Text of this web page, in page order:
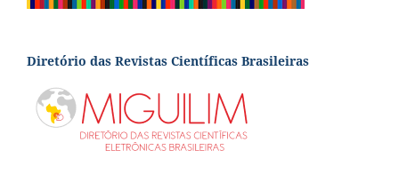
Diretório das Revistas Científicas Brasileiras